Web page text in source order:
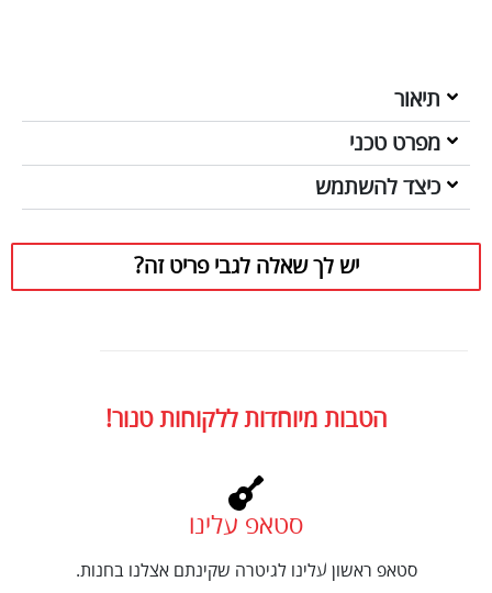
תיאור
מפרט טכני
כיצד להשתמש
יש לך שאלה לגבי פריט זה?
הטבות מיוחדות ללקוחות טנור!
סטאפ עלינו
סטאפ ראשון עלינו לגיטרה שקינתם אצלנו בחנות.